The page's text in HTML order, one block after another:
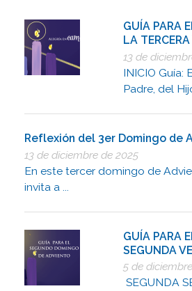
GUÍA PARA
LA
13 de
INICIO Guía:
Padre, del
Reflexión del 3er Domingo de
13 de diciembre de 2025
En este tercer domingo de
invita a ...
GUÍA PARA
SEGUNDA
5 de
SEGUNDA